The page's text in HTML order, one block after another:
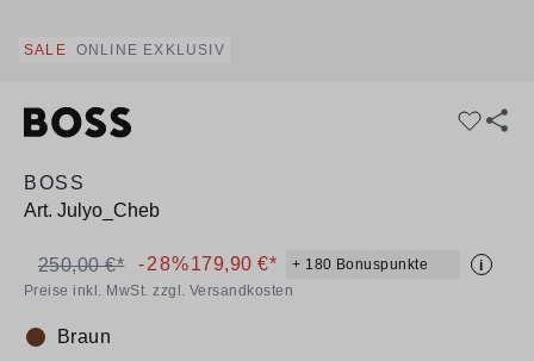
SALE ONLINE EXKLUSIV
BOSS
Art. Julyo_Cheb
179,90 €* + 180 Bonuspunkte i
250,00 €* -28%
Preise inkl. MwSt. zzgl. Versandkosten
Farbe:
Braun